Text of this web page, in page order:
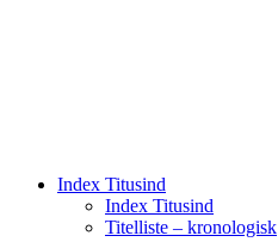
Index Titusind
Index Titusind
Titelliste – kronologisk